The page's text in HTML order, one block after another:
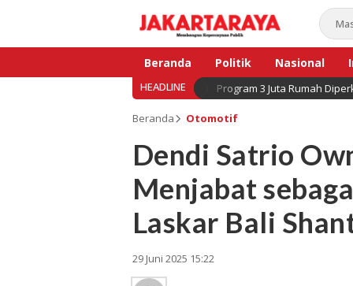
Beranda Politik Nasional
Bisnis
HEADLINE Program 3 Juta Rumah
Beranda Otomotif
Dendi Satrio
Menjabat
Laskar Bali
29 Juni 2025 15:22